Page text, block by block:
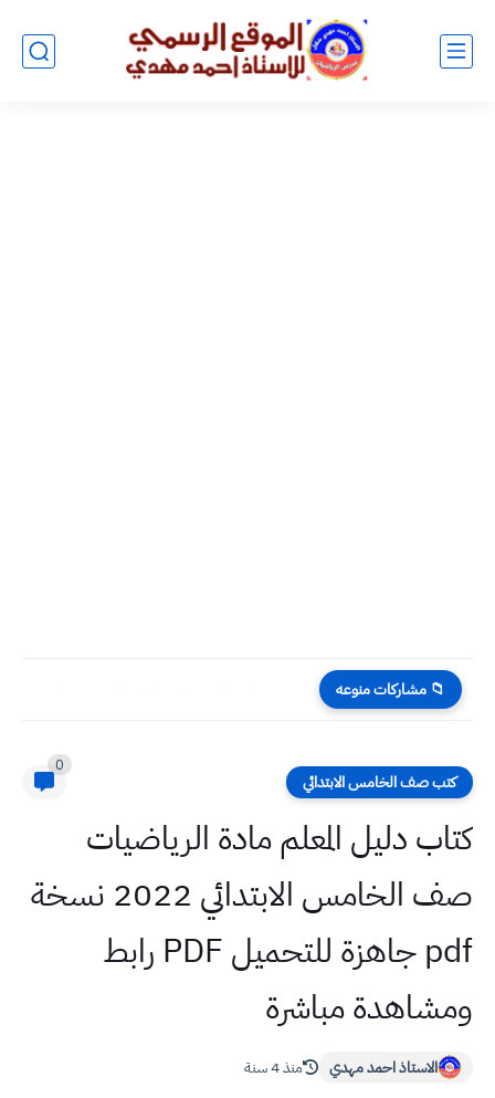
📁 مشاركات منوعه
كتب صف الخامس الابتدائي
0
كتاب دليل المعلم مادة الرياضيات
صف الخامس الابتدائي 2022 نسخة
pdf جاهزة للتحميل PDF رابط
ومشاهدة مباشرة
الاستاذ احمد مهدي منذ 4 سنة